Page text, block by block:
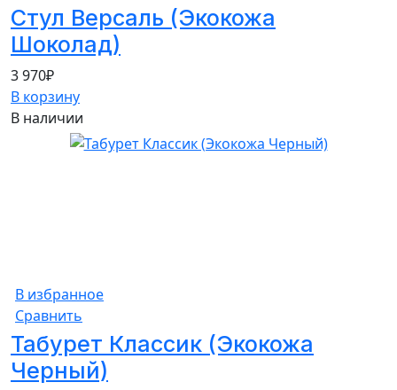
Стул Версаль (Экокожа
Шоколад)
3 970₽
В корзину
В наличии
В избранное
Сравнить
Табурет Классик (Экокожа
Черный)